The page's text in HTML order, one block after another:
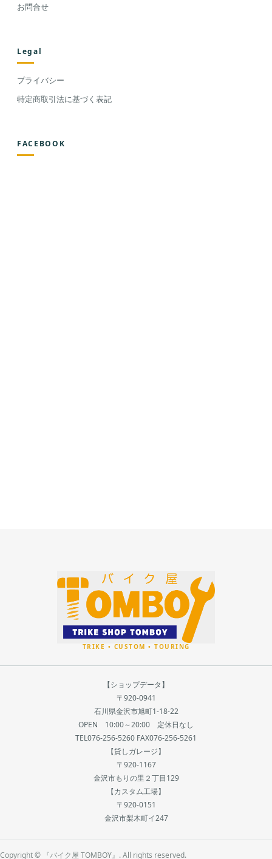
お問合せ
Legal
プライバシー
特定商取引法に基づく表記
FACEBOOK
【ショップデータ】
〒920-0941
石川県金沢市旭町1-18-22
OPEN 10:00～20:00 定休日なし
TEL076-256-5260 FAX076-256-5261
【貸しガレージ】
〒920-1167
金沢市もりの里２丁目129
【カスタム工場】
〒920-0151
金沢市梨木町イ247
Copyright © 『バイク屋 TOMBOY』. All rights reserved.